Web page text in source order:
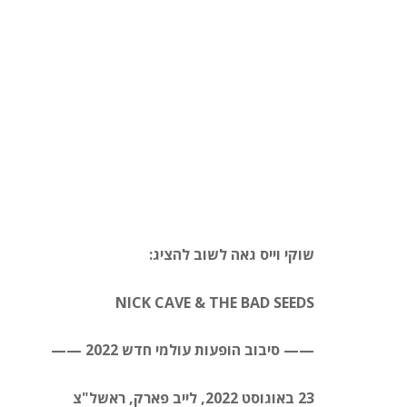
שוקי וייס גאה לשוב להציג:
NICK CAVE & THE BAD SEEDS
—— סיבוב הופעות עולמי חדש 2022 ——
23 באוגוסט 2022, לייב פארק, ראשל"צ